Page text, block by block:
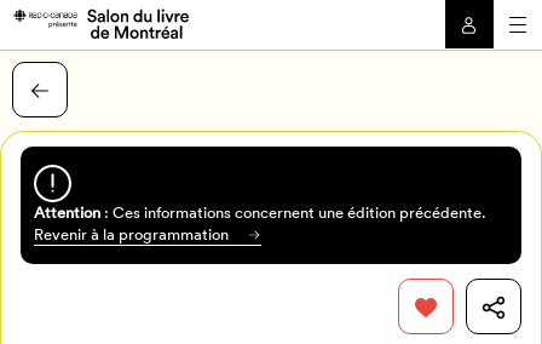
Attention: Ces informations concernent une édition précédente.
Revenir à la programmation